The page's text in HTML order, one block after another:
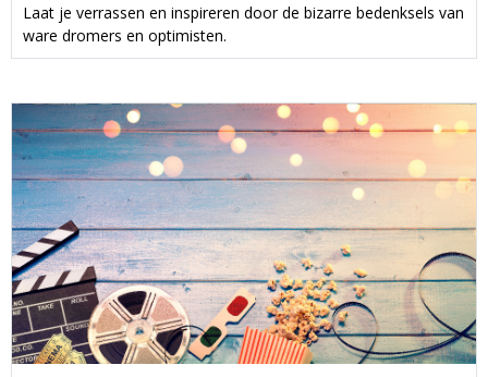
Laat je verrassen en inspireren door de bizarre bedenksels van
ware dromers en optimisten.